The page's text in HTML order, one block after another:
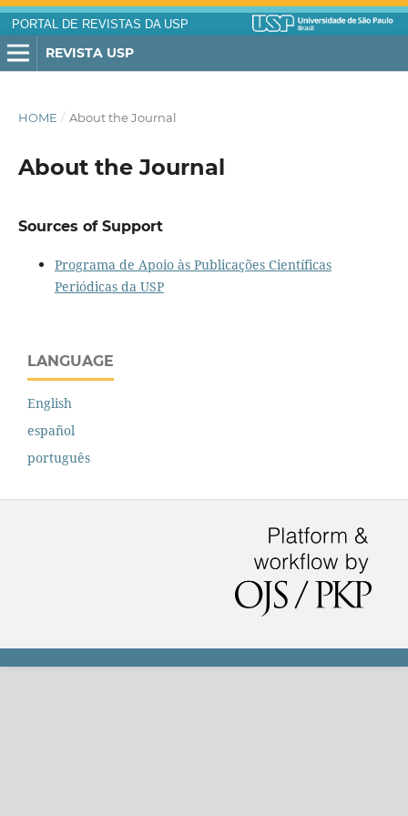
PORTAL DE REVISTAS DA USP
REVISTA USP
HOME / About the Journal
About the Journal
Sources of Support
Programa de Apoio às Publicações Científicas
Periódicas da USP
LANGUAGE
English
español
português